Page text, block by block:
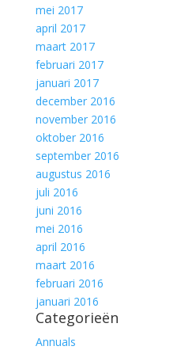
mei 2017
april 2017
maart 2017
februari 2017
januari 2017
december 2016
november 2016
oktober 2016
september 2016
augustus 2016
juli 2016
juni 2016
mei 2016
april 2016
maart 2016
februari 2016
januari 2016
Categorieën
Annuals